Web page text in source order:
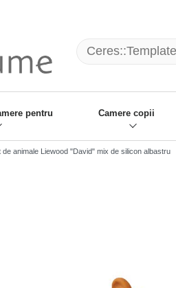
pentru
Camere copii
de animale Liewood "David" mix de silicon albastru